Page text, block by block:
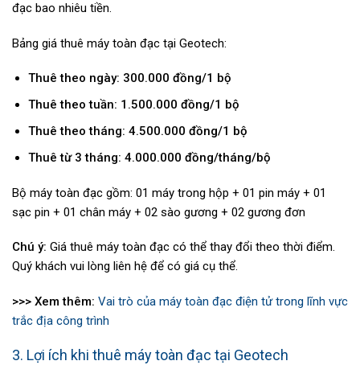
đạc bao nhiêu tiền.
Bảng giá thuê máy toàn đạc tại Geotech:
Thuê theo ngày: 300.000 đồng/1 bộ
Thuê theo tuần: 1.500.000 đồng/1 bộ
Thuê theo tháng: 4.500.000 đồng/1 bộ
Thuê từ 3 tháng: 4.000.000 đồng/tháng/bộ
Bộ máy toàn đạc gồm: 01 máy trong hộp + 01 pin máy + 01
sạc pin + 01 chân máy + 02 sào gương + 02 gương đơn
Chú ý: Giá thuê máy toàn đạc có thể thay đổi theo thời điểm.
Quý khách vui lòng liên hệ để có giá cụ thể.
>>> Xem thêm: Vai trò của máy toàn đạc điện tử trong lĩnh vực
trắc địa công trình
3. Lợi ích khi thuê máy toàn đạc tại Geotech